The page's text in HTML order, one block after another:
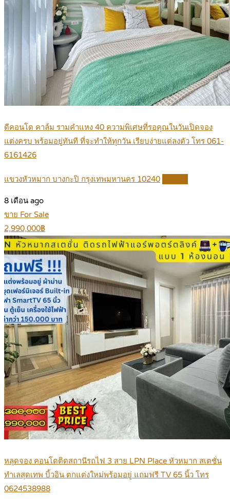
ดีคอนโด คาล์ม รามคำแหง 40 ความพิเศษที่รอคุณในวันเปิดจอง
แต่งครบ พร้อมอยู่ทันที ที่จะทำให้ทุกวัน เรียบง่ายแต่ลงตัว โทร 061-
6161426
แขวงหัวหมาก บางกะปิ กรุงเทพมหานคร 10240
8 เดือน ago
ขาย For Sale
2,990,000฿
หลุดจอง คอนโดติดสถานีรถไฟ 3 สาย LPN Place หัวหมาก สเตชั่น
ทำเลสุดเทพ บิ้วอิน ตกแต่งใหม่พร้อมอยู่ แถมฟรี TV 65 นิ้ว โทร
0624538988